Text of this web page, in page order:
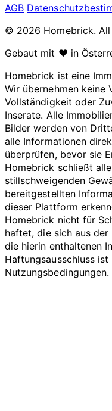
AGB
© 2026 Homebrick. All
Gebaut mit ❤️ in
Homebrick ist eine
Wir übernehmen
Vollständigkeit oder
Inserate. Alle
Bilder werden von
alle Informationen
überprüfen, bevor sie
Homebrick schließt
stillschweigenden
bereitgestellten
dieser Plattform
Homebrick nicht für
haftet, die sich aus
die hierin enthaltenen
Haftungsausschluss
Nutzungsbedingungen.